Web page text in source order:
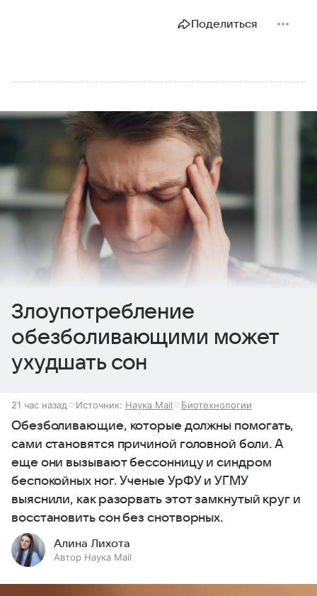
Поделиться
Злоупотребление
обезболивающими может
ухудшать сон
21 час назад Источник: Наука Mail Биотехнологии
Обезболивающие, которые должны помогать,
сами становятся причиной головной боли. А
еще они вызывают бессонницу и синдром
беспокойных ног. Ученые УрФУ и УГМУ
выяснили, как разорвать этот замкнутый круг и
восстановить сон без снотворных.
Алина Лихота
Автор Наука Mail